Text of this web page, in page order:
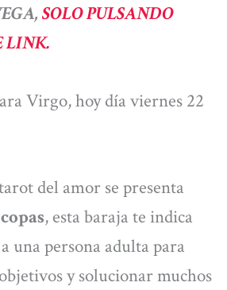
SOLO PULSANDO
LINK.
Virgo, hoy día viernes 22
del amor se presenta
, esta baraja te indica
una persona adulta para
y solucionar muchos